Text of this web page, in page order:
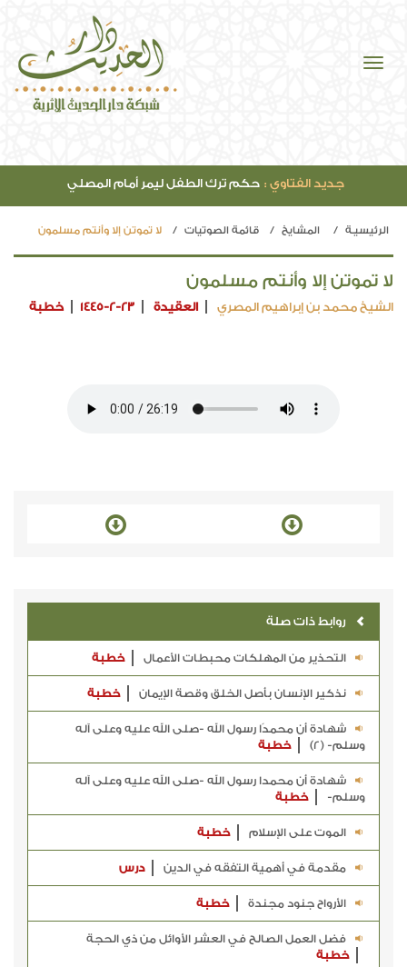
جديد الفتاوي : حكم ترك الطفل ليمر أمام المصلي
الرئيسيـة المشايخ قائمة الصوتيات لا تموتن إلا وأنتم مسلمون
لا تموتن إلا وأنتم مسلمون
الشيخ محمد بن إبراهيم المصري العقيدة 1445-2-23 خطبة
روابط ذات صلة
التحذير من المهلكات محبطات الأعمال خطبة
نذكير الإنسان بأصل الخلق وقصة الإيمان خطبة
شهادة أن محمدًا رسول الله -صلى الله عليه وعلى آله
وسلم- (2)
خطبة
شهادة أن محمدا رسول الله -صلى الله عليه وعلى آله
وسلم-
خطبة
الموت على الإسلام خطبة
مقدمة في أهمية التفقه في الدين درس
الأرواح جنود مجندة خطبة
فضل العمل الصالح في العشر الأوائل من ذي الحجة
خطبة